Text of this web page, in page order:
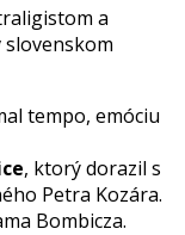
a
tempo, emóciu
, ktorý dorazil s
Petra Kozára.
Bombicza.